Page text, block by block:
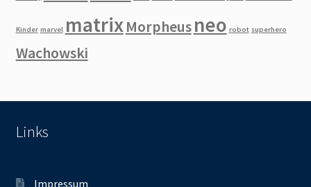
Kinder marvel matrixMorpheusneo robot superhero
Wachowski
Links
Impressum